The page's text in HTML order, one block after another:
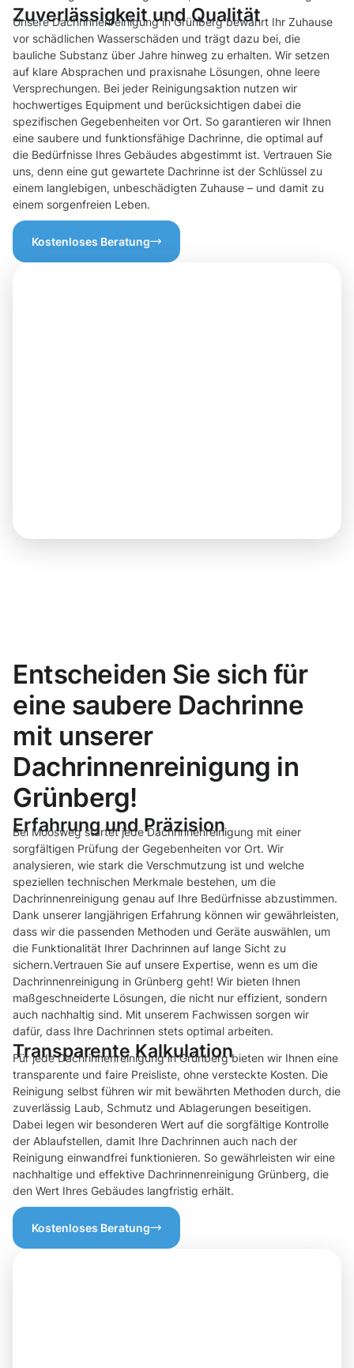
Zuverlässigkeit und Qualität
Unsere Dachrinnenreinigung in Grünberg bewahrt Ihr Zuhause
vor schädlichen Wasserschäden und trägt dazu bei, die
bauliche Substanz über Jahre hinweg zu erhalten. Wir setzen
auf klare Absprachen und praxisnahe Lösungen, ohne leere
Versprechungen. Bei jeder Reinigungsaktion nutzen wir
hochwertiges Equipment und berücksichtigen dabei die
spezifischen Gegebenheiten vor Ort. So garantieren wir Ihnen
eine saubere und funktionsfähige Dachrinne, die optimal auf
die Bedürfnisse Ihres Gebäudes abgestimmt ist. Vertrauen Sie
uns, denn eine gut gewartete Dachrinne ist der Schlüssel zu
einem langlebigen, unbeschädigten Zuhause – und damit zu
einem sorgenfreien Leben.
Kostenloses Beratung
Entscheiden Sie sich für
eine saubere Dachrinne
mit unserer
Dachrinnenreinigung in
Grünberg!
Erfahrung und Präzision
Bei Moosweg startet jede Dachrinnenreinigung mit einer
sorgfältigen Prüfung der Gegebenheiten vor Ort. Wir
analysieren, wie stark die Verschmutzung ist und welche
speziellen technischen Merkmale bestehen, um die
Dachrinnenreinigung genau auf Ihre Bedürfnisse abzustimmen.
Dank unserer langjährigen Erfahrung können wir gewährleisten,
dass wir die passenden Methoden und Geräte auswählen, um
die Funktionalität Ihrer Dachrinnen auf lange Sicht zu
sichern.Vertrauen Sie auf unsere Expertise, wenn es um die
Dachrinnenreinigung in Grünberg geht! Wir bieten Ihnen
maßgeschneiderte Lösungen, die nicht nur effizient, sondern
auch nachhaltig sind. Mit unserem Fachwissen sorgen wir
dafür, dass Ihre Dachrinnen stets optimal arbeiten.
Transparente Kalkulation
Für jede Dachrinnenreinigung in Grünberg bieten wir Ihnen eine
transparente und faire Preisliste, ohne versteckte Kosten. Die
Reinigung selbst führen wir mit bewährten Methoden durch, die
zuverlässig Laub, Schmutz und Ablagerungen beseitigen.
Dabei legen wir besonderen Wert auf die sorgfältige Kontrolle
der Ablaufstellen, damit Ihre Dachrinnen auch nach der
Reinigung einwandfrei funktionieren. So gewährleisten wir eine
nachhaltige und effektive Dachrinnenreinigung Grünberg, die
den Wert Ihres Gebäudes langfristig erhält.
Kostenloses Beratung